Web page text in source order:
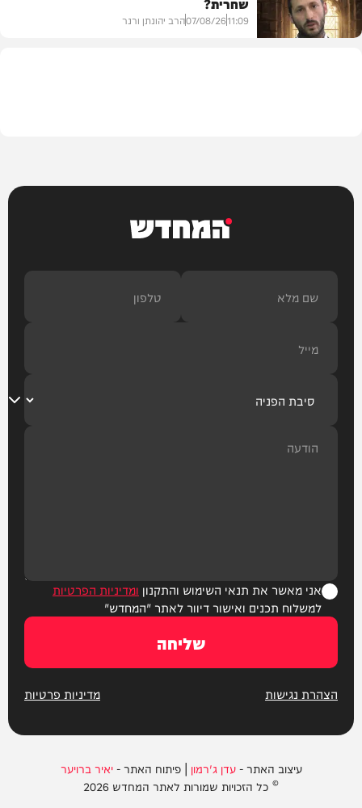
11:09
07/08/26הרב יהונתן ורנר
המחדש
אני מאשר את תנאי השימוש והתקנון ומדיניות הפרטיות
למשלוח תכנים ואישור דיוור לאתר "המחדש"
שליחה
הצהרת נגישות מדיניות פרטיות
עיצוב האתר -עדן ג'רמון | פיתוח האתר -יאיר ברויער
© כל הזכויות שמורות לאתר המחדש 2026